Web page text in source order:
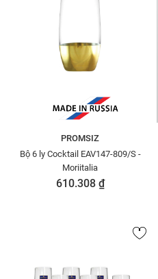
PROMSIZ
Bộ 6 ly Cocktail EAV147-809/S -
Moriitalia
610.308 ₫